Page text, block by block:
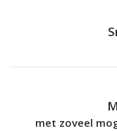
met zoveel